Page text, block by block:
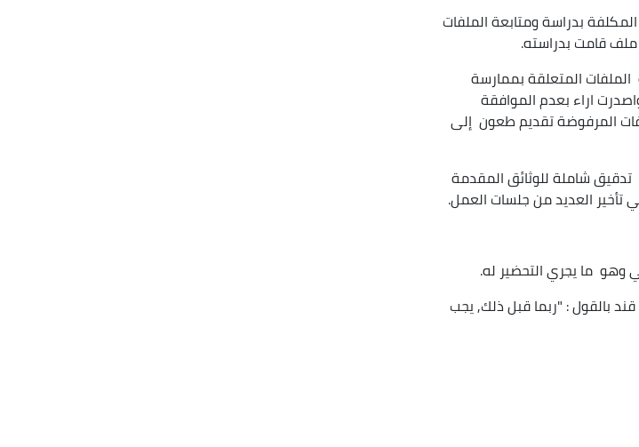
بدراسة ومتابعة الملفات
الملفات المتعلقة بممارسة
الجديدة 30 اجتماعا لحد الان حيث قامت بدراسة 27 ملفا واصدرت اراء بعدم الموافقة
المرفوضة تقديم طعون إلى
شاملة للوثائق المقدمة
وهو ما يجري التحضير له.
هذا النوع من السيارات خلال 2022, رد السيد قند بالقول : "ربما قبل ذلك, يجب